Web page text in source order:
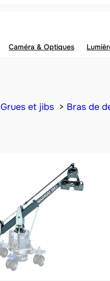
Caméra & Optiques
Grues et jibs Bras de